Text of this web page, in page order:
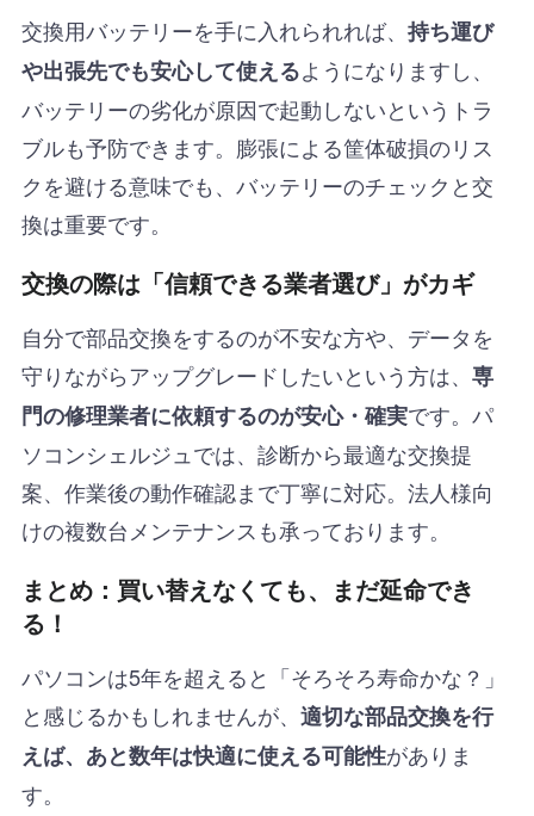
交換用バッテリーを手に入れられれば、 持ち運び
や出張先でも安心して使えるようになりますし、
バッテリーの劣化が原因で起動しないというトラ
ブルも予防できます。膨張による筐体破損のリス
クを避ける意味でも、バッテリーのチェックと交
換は重要です。
交換の際は「信頼できる業者選び」がカギ
自分で部品交換をするのが不安な方や、データを
守りながらアップグレードしたいという方は、 専
門の修理業者に依頼するのが安心・確実です。パ
ソコンシェルジュでは、診断から最適な交換提
案、作業後の動作確認まで丁寧に対応。法人様向
けの複数台メンテナンスも承っております。
まとめ：買い替えなくても、まだ延命でき
る！
パソコンは5年を超えると「そろそろ寿命かな？」
と感じるかもしれませんが、 適切な部品交換を行
えば、あと数年は快適に使える可能性がありま
す。